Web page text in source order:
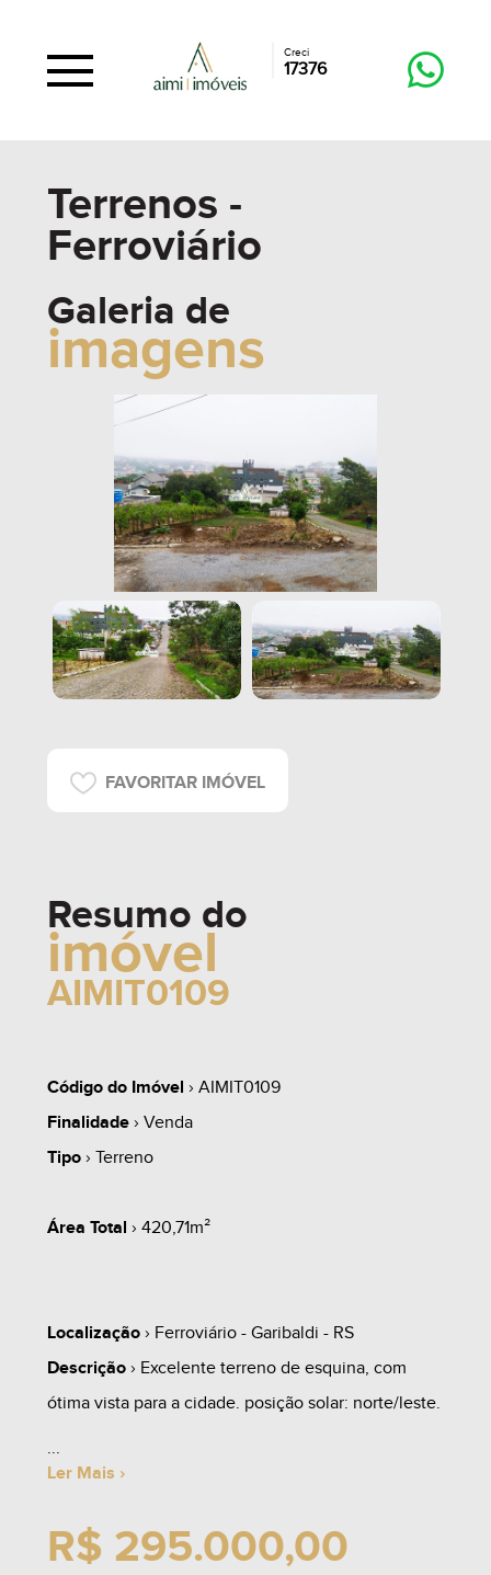
Creci
17376
Terrenos -
Ferroviário
Galeria de
imagens
FAVORITAR IMÓVEL
Resumo do
imóvel
AIMIT0109
Código do Imóvel › AIMIT0109
Finalidade› Venda
Tipo› Terreno
Área Total › 420,71m²
Localização› Ferroviário - Garibaldi - RS
Descrição› Excelente terreno de esquina, com
ótima vista para a cidade. posição solar: norte/leste.
Ler Mais ›
R$ 295.000,00